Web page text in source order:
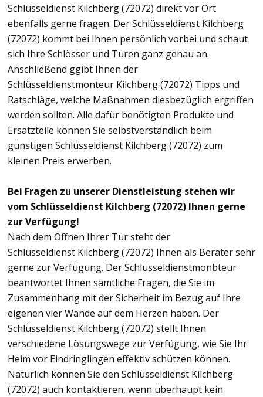
Schlüsseldienst Kilchberg (72072) direkt vor Ort
ebenfalls gerne fragen. Der Schlüsseldienst Kilchberg
(72072) kommt bei Ihnen persönlich vorbei und schaut
sich Ihre Schlösser und Türen ganz genau an.
Anschließend ggibt Ihnen der
Schlüsseldienstmonteur Kilchberg (72072) Tipps und
Ratschläge, welche Maßnahmen diesbezüglich ergriffen
werden sollten. Alle dafür benötigten Produkte und
Ersatzteile können Sie selbstverständlich beim
günstigen Schlüsseldienst Kilchberg (72072) zum
kleinen Preis erwerben.
Bei Fragen zu unserer Dienstleistung stehen wir
vom Schlüsseldienst Kilchberg (72072) Ihnen gerne
zur Verfügung!
Nach dem Öffnen Ihrer Tür steht der
Schlüsseldienst Kilchberg (72072) Ihnen als Berater sehr
gerne zur Verfügung. Der Schlüsseldienstmonbteur
beantwortet Ihnen sämtliche Fragen, die Sie im
Zusammenhang mit der Sicherheit im Bezug auf Ihre
eigenen vier Wände auf dem Herzen haben. Der
Schlüsseldienst Kilchberg (72072) stellt Ihnen
verschiedene Lösungswege zur Verfügung, wie Sie Ihr
Heim vor Eindringlingen effektiv schützen können.
Natürlich können Sie den Schlüsseldienst Kilchberg
(72072) auch kontaktieren, wenn überhaupt kein